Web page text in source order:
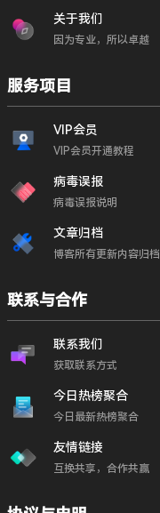
关于我们
因为专业，所以卓越
服务项目
VIP会员
VIP会员开通教程
病毒误报
病毒误报说明
文章归档
博客所有更新内容归档
联系与合作
联系我们
获取联系方式
今日热榜聚合
今日最新热榜聚合
友情链接
互换共享，合作共赢